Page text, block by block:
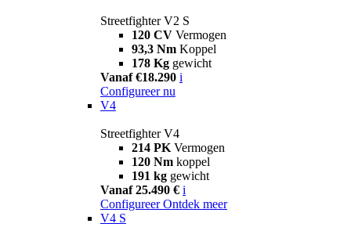
Streetfighter V2 S
120 CV Vermogen
93,3 Nm Koppel
178 Kg gewicht
Vanaf €18.290 i
Configureer nu
V4
Streetfighter V4
214 PK Vermogen
120 Nm koppel
191 kg gewicht
Vanaf 25.490 € i
Configureer Ontdek meer
V4 S